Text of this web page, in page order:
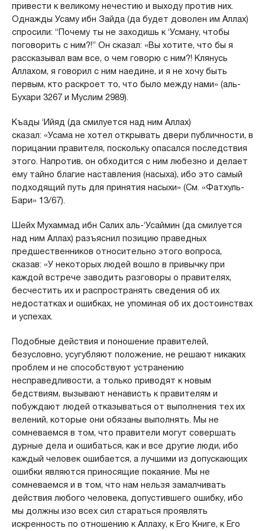
привести к великому нечестию и выходу против них.
Однажды Усаму ибн Зайда (да будет доволен им Аллах)
спросили: “Почему ты не заходишь к ‘Усману, чтобы
поговорить с ним?!” Он сказал: «Вы хотите, что бы я
рассказывал вам все, о чем говорю с ним?! Клянусь
Аллахом, я говорил с ним наедине, и я не хочу быть
первым, кто раскроет то, что было между нами» (аль-
Бухари 3267 и Муслим 2989).
Къады ‘Ийяд (да смилуется над ним Аллах)
сказал: «Усама не хотел открывать двери публичности, в
порицании правителя, поскольку опасался последствия
этого. Напротив, он обходится с ним любезно и делает
ему тайно благие наставления (насыха), ибо это самый
подходящий путь для принятия насыхи» (См. «Фатхуль-
Бари» 13/67).
Шейх Мухаммад ибн Салих аль-‘Усаймин (да смилуется
над ним Аллах) разъяснил позицию праведных
предшественников относительно этого вопроса,
сказав: «У некоторых людей вошло в привычку при
каждой встрече заводить разговоры о правителях,
бесчестить их и распространять сведения об их
недостатках и ошибках, не упоминая об их достоинствах
и успехах.
Подобные действия и поношение правителей,
безусловно, усугубляют положение, не решают никаких
проблем и не способствуют устранению
несправедливости, а только приводят к новым
бедствиям, вызывают ненависть к правителям и
побуждают людей отказываться от выполнения тех их
велений, которые они обязаны выполнять. Мы не
сомневаемся в том, что правители могут совершать
дурные дела и ошибаться, как и все другие люди, ибо
каждый человек ошибается, а лучшими из допускающих
ошибки являются приносящие покаяние. Мы не
сомневаемся и в том, что нам нельзя замалчивать
действия любого человека, допустившего ошибку, ибо
мы должны изо всех сил стараться проявлять
искренность по отношению к Аллаху, к Его Книге, к Его